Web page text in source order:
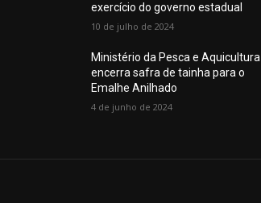
exercício do governo estadual
10 de julho de 2024
Ministério da Pesca e Aquicultura
encerra safra de tainha para o
Emalhe Anilhado
4 de junho de 2024